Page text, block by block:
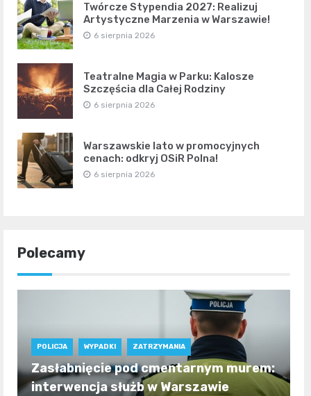
Twórcze Stypendia 2027: Realizuj
Artystyczne Marzenia w Warszawie!
6 sierpnia 2026
Teatralne Magia w Parku: Kalosze
Szczęścia dla Całej Rodziny
6 sierpnia 2026
Warszawskie lato w promocyjnych
cenach: odkryj OSiR Polna!
6 sierpnia 2026
Polecamy
POLICJA WYPADKI ZATRZYMANIA
Zasłabnięcie pod cmentarnym murem:
interwencja służb w Warszawie